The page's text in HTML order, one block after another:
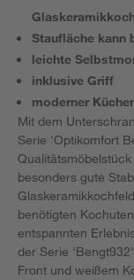
Staufläche kann
leichte
inklusive Griff
moderner
Mit dem
Serie 'Optikomfort
besonders gute
benötigten
entspannten
der Serie
Front und weißem